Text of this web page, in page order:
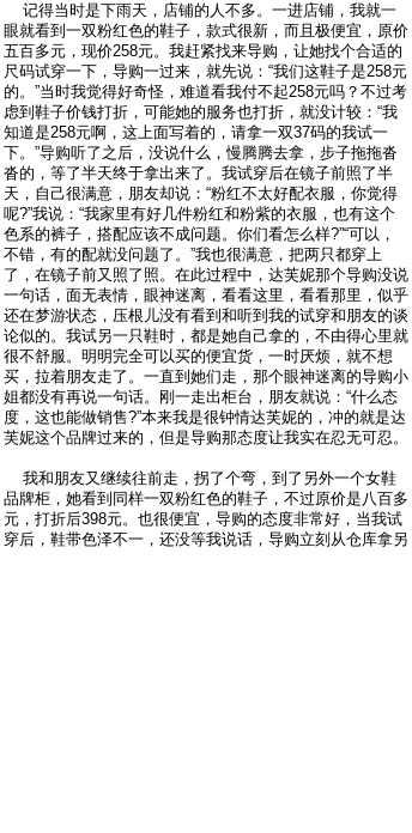
记得当时是下雨天，店铺的人不多。一进店铺，我就一
眼就看到一双粉红色的鞋子，款式很新，而且极便宜，原价
五百多元，现价258元。我赶紧找来导购，让她找个合适的
尺码试穿一下，导购一过来，就先说：“我们这鞋子是258元
的。”当时我觉得好奇怪，难道看我付不起258元吗？不过考
虑到鞋子价钱打折，可能她的服务也打折，就没计较：“我
知道是258元啊，这上面写着的，请拿一双37码的我试一
下。”导购听了之后，没说什么，慢腾腾去拿，步子拖拖沓
沓的，等了半天终于拿出来了。我试穿后在镜子前照了半
天，自己很满意，朋友却说：“粉红不太好配衣服，你觉得
呢?”我说：“我家里有好几件粉红和粉紫的衣服，也有这个
色系的裤子，搭配应该不成问题。你们看怎么样?”“可以，
不错，有的配就没问题了。”我也很满意，把两只都穿上
了，在镜子前又照了照。在此过程中，达芙妮那个导购没说
一句话，面无表情，眼神迷离，看看这里，看看那里，似乎
还在梦游状态，压根儿没有看到和听到我的试穿和朋友的谈
论似的。我试另一只鞋时，都是她自己拿的，不由得心里就
很不舒服。明明完全可以买的便宜货，一时厌烦，就不想
买，拉着朋友走了。一直到她们走，那个眼神迷离的导购小
姐都没有再说一句话。刚一走出柜台，朋友就说：“什么态
度，这也能做销售?”本来我是很钟情达芙妮的，冲的就是达
芙妮这个品牌过来的，但是导购那态度让我实在忍无可忍。
我和朋友又继续往前走，拐了个弯，到了另外一个女鞋
品牌柜，她看到同样一双粉红色的鞋子，不过原价是八百多
元，打折后398元。也很便宜，导购的态度非常好，当我试
穿后，鞋带色泽不一，还没等我说话，导购立刻从仓库拿另